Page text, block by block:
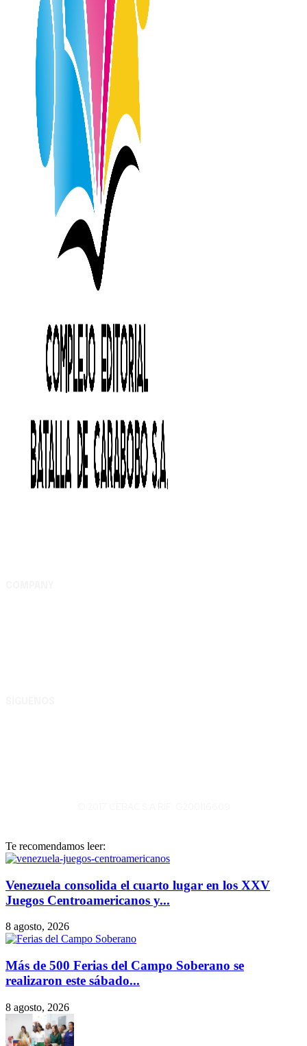
Te recomendamos leer:
Venezuela consolida el cuarto lugar en los XXV
Juegos Centroamericanos y...
8 agosto, 2026
Más de 500 Ferias del Campo Soberano se
realizaron este sábado...
8 agosto, 2026